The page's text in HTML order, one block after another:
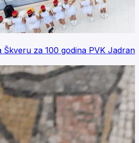
za 100 godina PVK Jadran